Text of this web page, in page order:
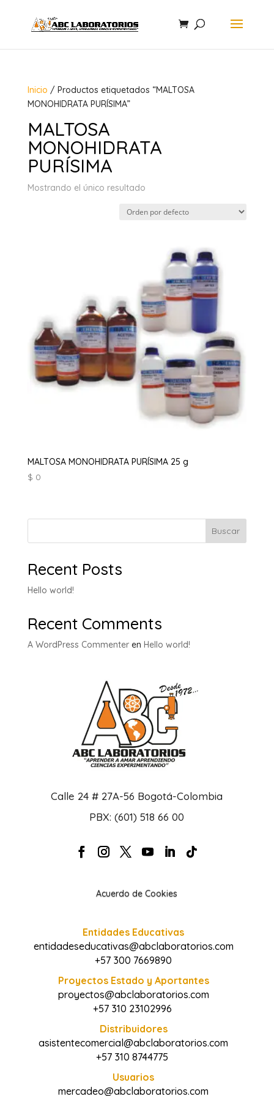
Inicio / Productos etiquetados “MALTOSA
MONOHIDRATA PURÍSIMA”
MALTOSA
MONOHIDRATA
PURÍSIMA
Mostrando el único resultado
MALTOSA MONOHIDRATA PURÍSIMA 25 g
$ 0
Buscar
Recent Posts
Hello world!
Recent Comments
A WordPress Commenteren Hello world!
Calle 24 # 27A-56 Bogotá-Colombia
PBX: (601) 518 66 00
Acuerdo de Cookies
Entidades Educativas
entidadeseducativas@abclaboratorios.com
+57 300 7669890
Proyectos Estado y Aportantes
proyectos@abclaboratorios.com
+57 310 23102996
Distribuidores
asistentecomercial@abclaboratorios.com
+57 310 8744775
Usuarios
mercadeo@abclaboratorios.com